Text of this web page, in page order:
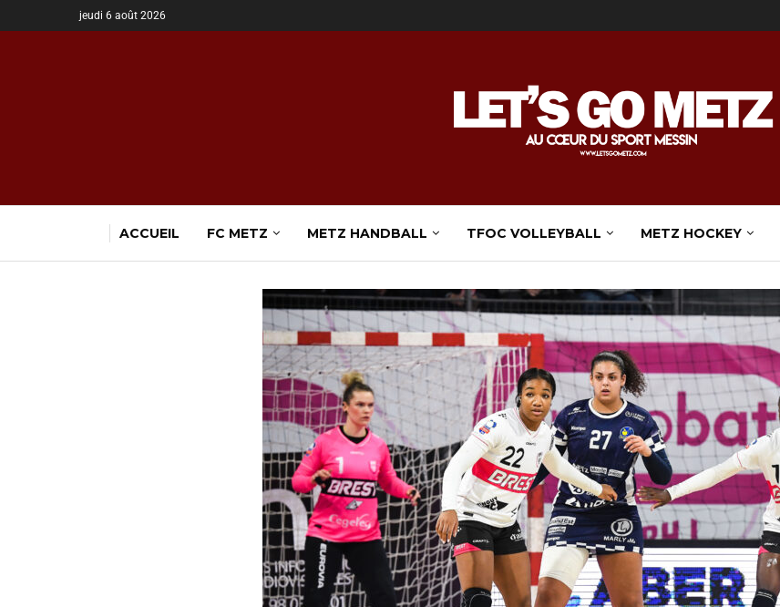
jeudi 6 août 2026
ACCUEIL FC METZ METZ HANDBALL TFOC VOLLEYBALL METZ HOCKEY